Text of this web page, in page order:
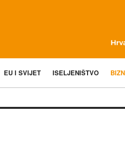
EU I SVIJET ISELJENIŠTVO